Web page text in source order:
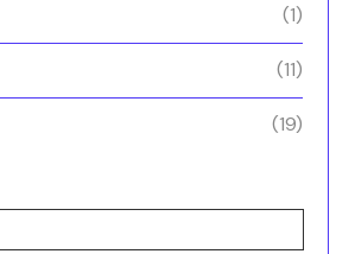
(1)
(11)
(19)